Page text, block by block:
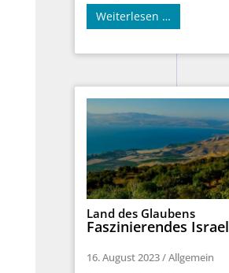
Weiterlesen …
Land des Glaubens
Faszinierendes Israel
16. August 2023/Allgemein